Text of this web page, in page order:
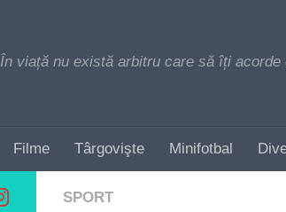
În viață nu există arbitru care să îți acorde
Filme Târgovişte Minifotbal
SPORT